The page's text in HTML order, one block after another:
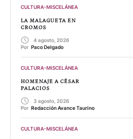
CULTURA-MISCELÁNEA
LA MALAGUETA EN
CROMOS
4 agosto, 2026
Por Paco Delgado
CULTURA-MISCELÁNEA
HOMENAJE A CÉSAR
PALACIOS
3 agosto, 2026
Por Redacción Avance Taurino
CULTURA-MISCELÁNEA